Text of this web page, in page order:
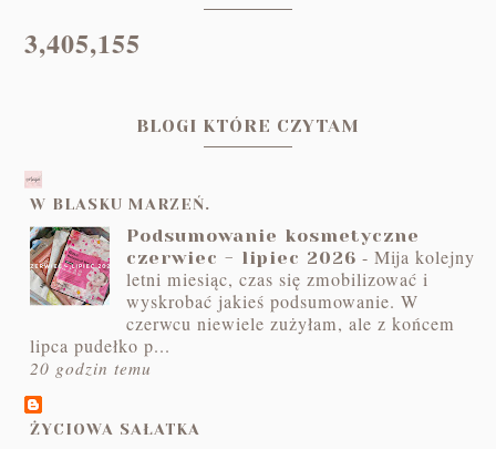
3,405,155
BLOGI KTÓRE CZYTAM
W BLASKU MARZEŃ.
Podsumowanie kosmetyczne
czerwiec - lipiec 2026 -Mija kolejny
letni miesiąc, czas się zmobilizować i
wyskrobać jakieś podsumowanie. W
czerwcu niewiele zużyłam, ale z końcem
lipca pudełko p...
20 godzin temu
ŻYCIOWA SAŁATKA